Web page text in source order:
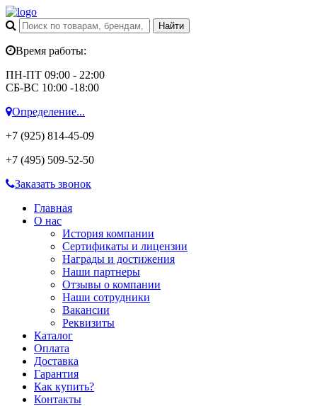
Время работы:
ПН-ПТ 09:00 - 22:00
СБ-ВС 10:00 -18:00
Определение...
+7 (925) 814-45-09
+7 (495) 509-52-50
Заказать звонок
Главная
О нас
История компании
Сертификаты и лицензии
Награды и достижения
Наши партнеры
Отзывы о компании
Наши сотрудники
Вакансии
Реквизиты
Каталог
Оплата
Доставка
Гарантия
Как купить?
Контакты